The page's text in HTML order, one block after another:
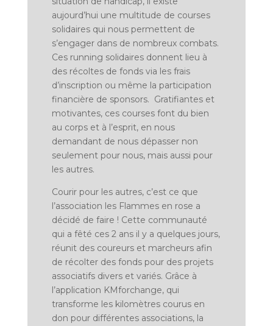
aujourd’hui une multitude de courses
solidaires qui nous permettent de
s’engager dans de nombreux combats.
Ces running solidaires donnent lieu à
des récoltes de fonds via les frais
d’inscription ou même la participation
financière de sponsors. Gratifiantes et
motivantes, ces courses font du bien
au corps et à l’esprit, en nous
demandant de nous dépasser non
seulement pour nous, mais aussi pour
les autres.
Courir pour les autres, c’est ce que
l’association les Flammes en rose a
décidé de faire ! Cette communauté
qui a fêté ces 2 ans il y a quelques jours,
réunit des coureurs et marcheurs afin
de récolter des fonds pour des projets
associatifs divers et variés. Grâce à
l’application KMforchange, qui
transforme les kilomètres courus en
don pour différentes associations, la